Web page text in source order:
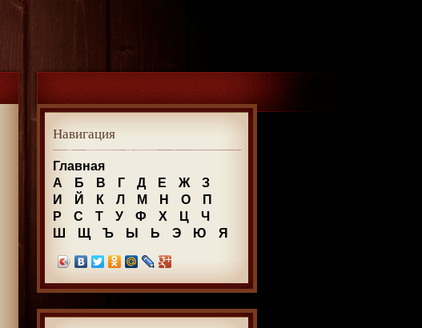
Навигация
Главная
А
Б В Г Д Е Ж
З
И
Й К Л М Н О
П
Р
С Т У Ф Х Ц
Ч
Ш
Щ Ъ Ы Ь Э Ю Я